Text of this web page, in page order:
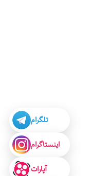
تلگرام
اینستاگرام
آپارات